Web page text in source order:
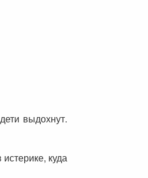
выдохнут.
куда